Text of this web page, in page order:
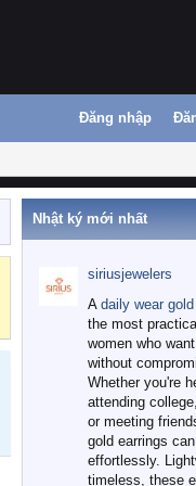
Đăng nhập
Nhật ký mới nhất
siriusjewelers
A daily wear
the most
women who
without
Whether you're
attending
or meeting
gold earrings
effortlessly.
timeless, these